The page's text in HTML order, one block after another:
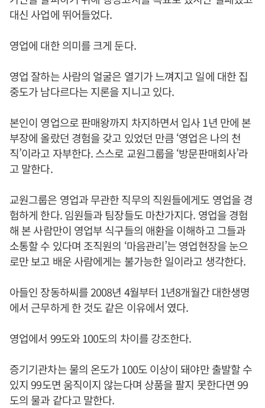
대신 사업에 뛰어들었다.
영업에 대한 의미를 크게 둔다.
영업 잘하는 사람의 얼굴은 열기가 느껴지고 일에 대한 집
중도가 남다르다는 지론을 지니고 있다.
본인이 영업으로 판매왕까지 차지하면서 입사 1년 만에 본
부장에 올랐던 경험을 갖고 있었던 만큼 ‘영업은 나의 천
직’이라고 자부한다. 스스로 교원그룹을 ‘방문판매회사’라
고 말한다.
교원그룹은 영업과 무관한 직무의 직원들에게도 영업을 경
험하게 한다. 임원들과 팀장들도 마찬가지다. 영업을 경험
해 본 사람만이 영업부 식구들의 애환을 이해하고 그들과
소통할 수 있다며 조직원의 ‘마음관리’는 영업현장을 눈으
로만 보고 배운 사람에게는 불가능한 일이라고 생각한다.
아들인 장동하씨를 2008년 4월부터 1년8개월간 대한생명
에서 근무하게 한 것도 같은 이유에서 였다.
영업에서 99도와 100도의 차이를 강조한다.
증기기관차는 물의 온도가 100도 이상이 돼야만 출발할 수
있지 99도면 움직이지 않는다며 상품을 팔지 못한다면 99
도의 물과 같다고 말한다.